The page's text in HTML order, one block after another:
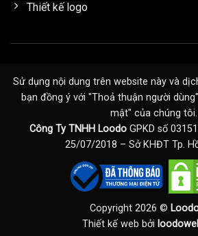
Thiết kế logo
Sử dụng nội dung trên website này và
bạn đồng ý với "Thoả thuận người dùng
mật" của chúng tôi.
Công Ty TNHH LoodoGPKD số
25/07/2018 – Sở KHĐT Tp.
Copyright 2026 ©
Thiết kế web bởi